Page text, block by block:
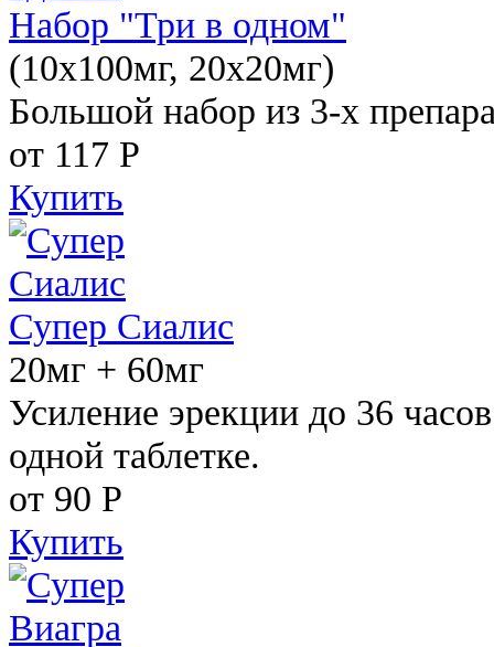
Набор "Три в одном"
(10x100мг, 20x20мг)
Большой набор из 3-х
от 117 Р
Купить
Супер Сиалис
20мг + 60мг
Усиление эрекции до 36
одной таблетке.
от 90 Р
Купить